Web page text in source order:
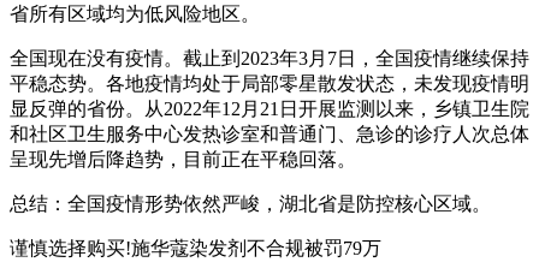
省所有区域均为低风险地区。
全国现在没有疫情。截止到2023年3月7日，全国疫情继续保持
平稳态势。各地疫情均处于局部零星散发状态，未发现疫情明
显反弹的省份。从2022年12月21日开展监测以来，乡镇卫生院
和社区卫生服务中心发热诊室和普通门、急诊的诊疗人次总体
呈现先增后降趋势，目前正在平稳回落。
总结：全国疫情形势依然严峻，湖北省是防控核心区域。
谨慎选择购买!施华蔻染发剂不合规被罚79万